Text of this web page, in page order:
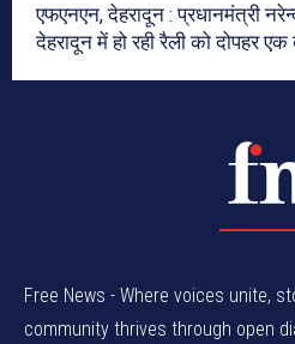
एफएनएन, देहरादून : प्रधानमंत्री
देहरादून में हो रही रैली को दोपहर
Free News - Where voices unite,
community thrives through open